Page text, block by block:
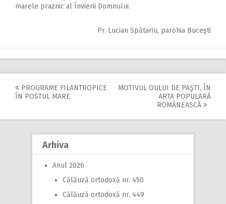
marele praznic al Învierii Domnului.
Pr. Lucian Spătariu, parohia Buceşti
Post
navigation
PROGRAME FILANTROPICE
ÎN POSTUL MARE
MOTIVUL OULUI DE PAŞTI, ÎN
ARTA POPULARĂ
ROMÂNEASCĂ
Arhiva
Anul 2026
Călăuză ortodoxă nr. 450
Călăuză ortodoxă nr. 449